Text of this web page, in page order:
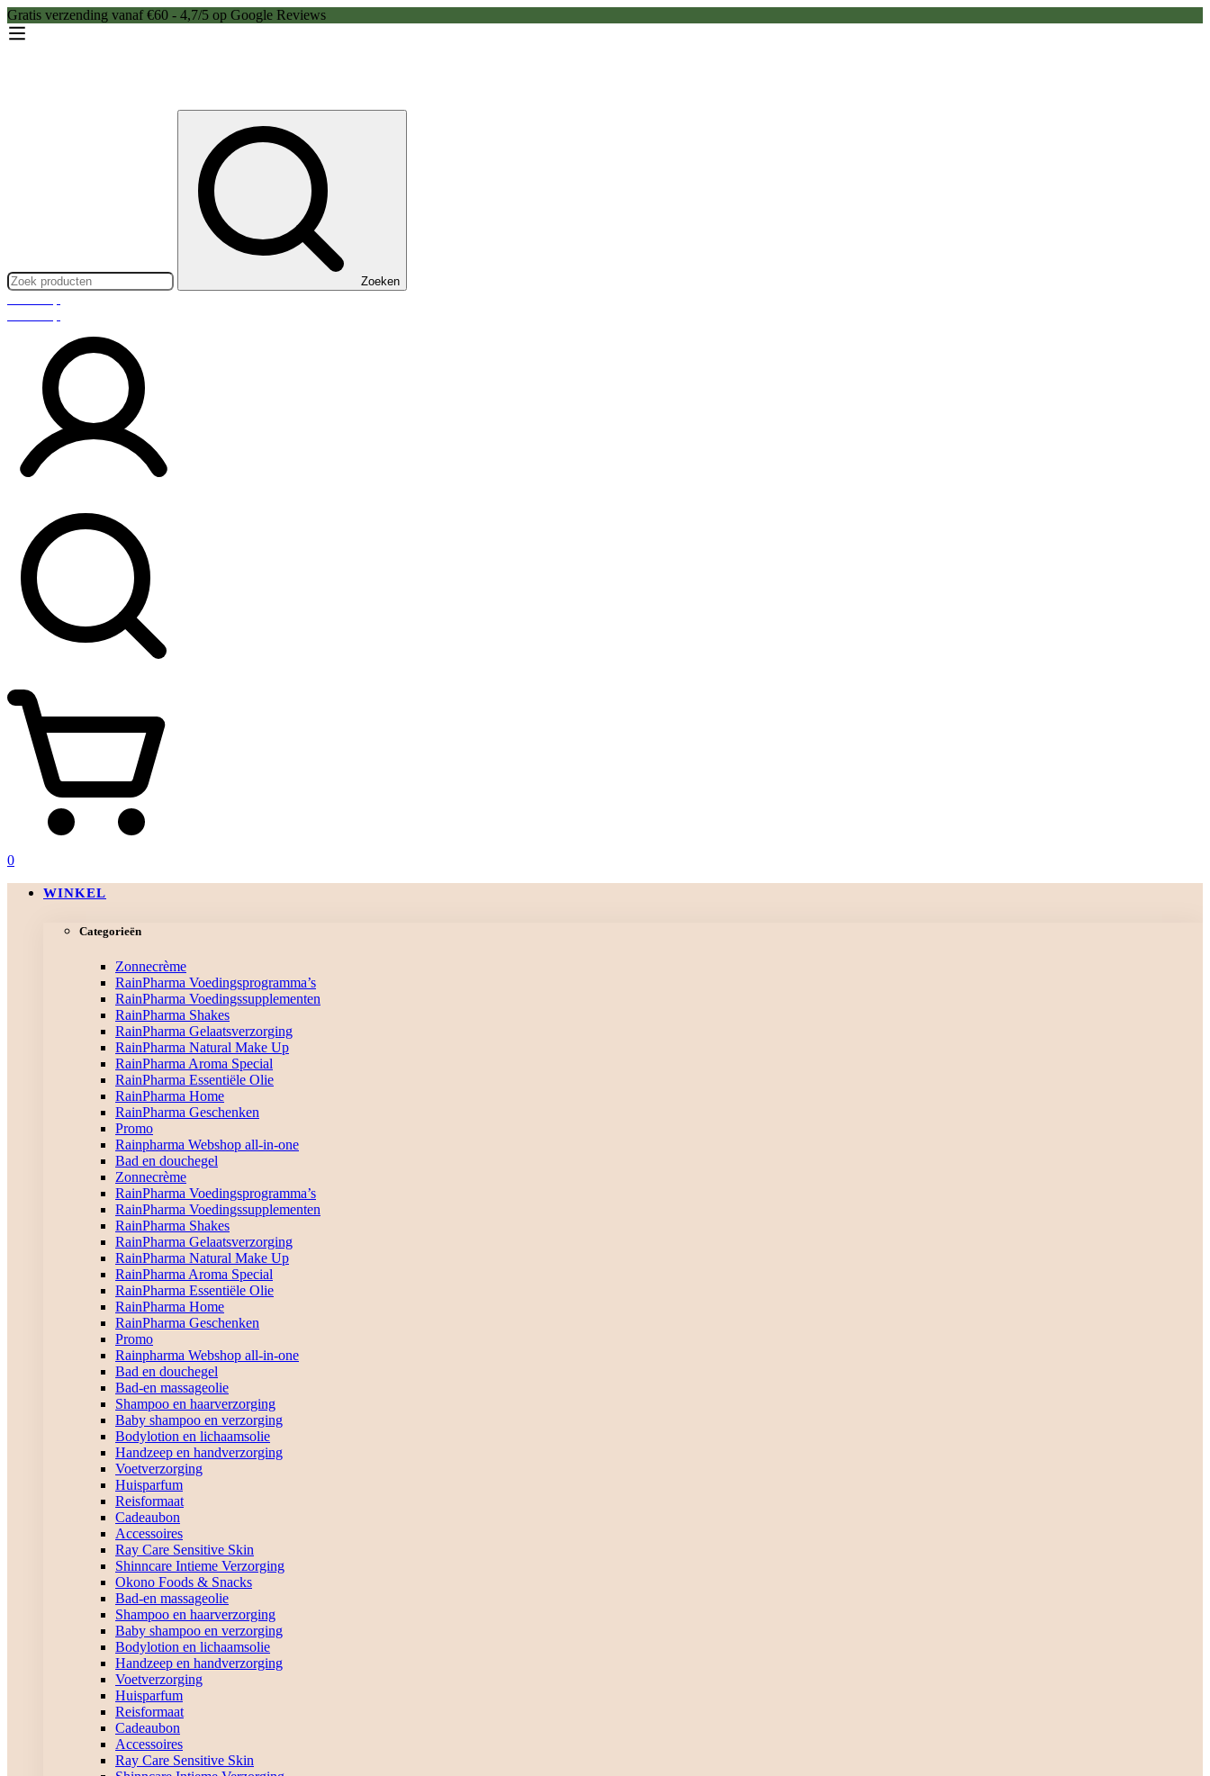
Gratis verzending vanaf €60 - 4,7/5 op Google Reviews
Zoeken
0
WINKEL
Categorieën
Zonnecrème
RainPharma Voedingsprogramma’s
RainPharma Voedingssupplementen
RainPharma Shakes
RainPharma Gelaatsverzorging
RainPharma Natural Make Up
RainPharma Aroma Special
RainPharma Essentiële Olie
RainPharma Home
RainPharma Geschenken
Promo
Rainpharma Webshop all-in-one
Bad en douchegel
Zonnecrème
RainPharma Voedingsprogramma’s
RainPharma Voedingssupplementen
RainPharma Shakes
RainPharma Gelaatsverzorging
RainPharma Natural Make Up
RainPharma Aroma Special
RainPharma Essentiële Olie
RainPharma Home
RainPharma Geschenken
Promo
Rainpharma Webshop all-in-one
Bad en douchegel
Bad-en massageolie
Shampoo en haarverzorging
Baby shampoo en verzorging
Bodylotion en lichaamsolie
Handzeep en handverzorging
Voetverzorging
Huisparfum
Reisformaat
Cadeaubon
Accessoires
Ray Care Sensitive Skin
Shinncare Intieme Verzorging
Okono Foods & Snacks
Bad-en massageolie
Shampoo en haarverzorging
Baby shampoo en verzorging
Bodylotion en lichaamsolie
Handzeep en handverzorging
Voetverzorging
Huisparfum
Reisformaat
Cadeaubon
Accessoires
Ray Care Sensitive Skin